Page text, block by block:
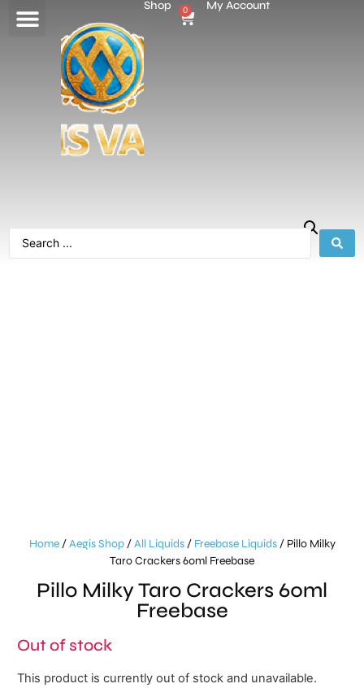
Shop 0 My Account
Home/Aegis Shop/All Liquids/ Freebase Liquids/ Pillo Milky
Taro Crackers 60ml Freebase
Pillo Milky Taro Crackers 60ml
Freebase
Out of stock
This product is currently out of stock and unavailable.